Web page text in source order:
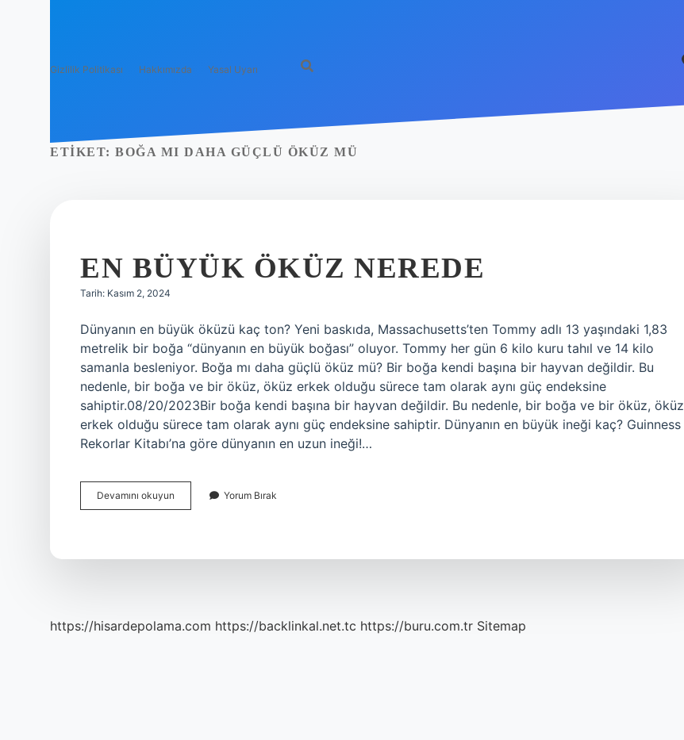
Gizlilik Politikası Hakkımızda Yasal Uyarı
ETIKET: BOĞA MI DAHA GÜÇLÜ ÖKÜZ MÜ
EN BÜYÜK ÖKÜZ NEREDE
Tarih: Kasım 2, 2024
Dünyanın en büyük öküzü kaç ton? Yeni baskıda, Massachusetts’ten Tommy adlı 13 yaşındaki 1,83
metrelik bir boğa “dünyanın en büyük boğası” oluyor. Tommy her gün 6 kilo kuru tahıl ve 14 kilo
samanla besleniyor. Boğa mı daha güçlü öküz mü? Bir boğa kendi başına bir hayvan değildir. Bu
nedenle, bir boğa ve bir öküz, öküz erkek olduğu sürece tam olarak aynı güç endeksine
sahiptir.08/20/2023Bir boğa kendi başına bir hayvan değildir. Bu nedenle, bir boğa ve bir öküz, öküz
erkek olduğu sürece tam olarak aynı güç endeksine sahiptir. Dünyanın en büyük ineği kaç? Guinness
Rekorlar Kitabı’na göre dünyanın en uzun ineği!…
Devamını okuyun
Büyük
Yorum Bırak
https://hisardepolama.com https://backlinkal.net.tc https://buru.com.tr Sitemap